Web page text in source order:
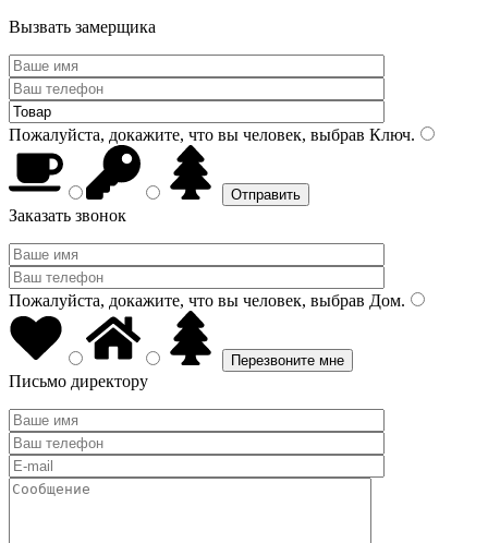
Вызвать замерщика
Пожалуйста, докажите, что вы человек, выбрав Ключ.
Заказать звонок
Пожалуйста, докажите, что вы человек, выбрав Дом.
Письмо директору